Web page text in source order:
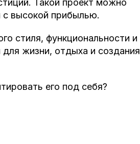
Такой проект можно
с высокой прибылью.
стиля, функциональности и
жизни, отдыха и создания
его под себя?